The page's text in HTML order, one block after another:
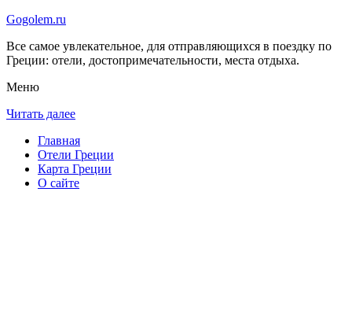
Gogolem.ru
Все самое увлекательное, для отправляющихся в поездку по
Греции: отели, достопримечательности, места отдыха.
Меню
Читать далее
Главная
Отели Греции
Карта Греции
О сайте